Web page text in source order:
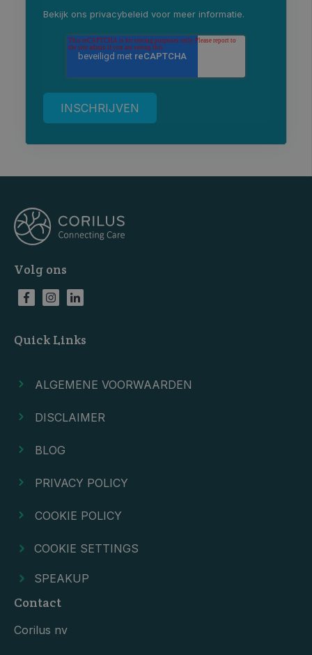
Bekijk ons privacybeleid voor meer informatie.
Volg ons
Quick Links
ALGEMENE VOORWAARDEN
DISCLAIMER
BLOG
PRIVACY POLICY
COOKIE POLICY
COOKIE SETTINGS
SPEAKUP
Contact
Corilus nv